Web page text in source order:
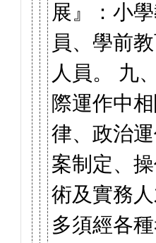
展』：小
員、學前
人員。 九
際運作中
律、政治
案制定、
術及實務
多須經各